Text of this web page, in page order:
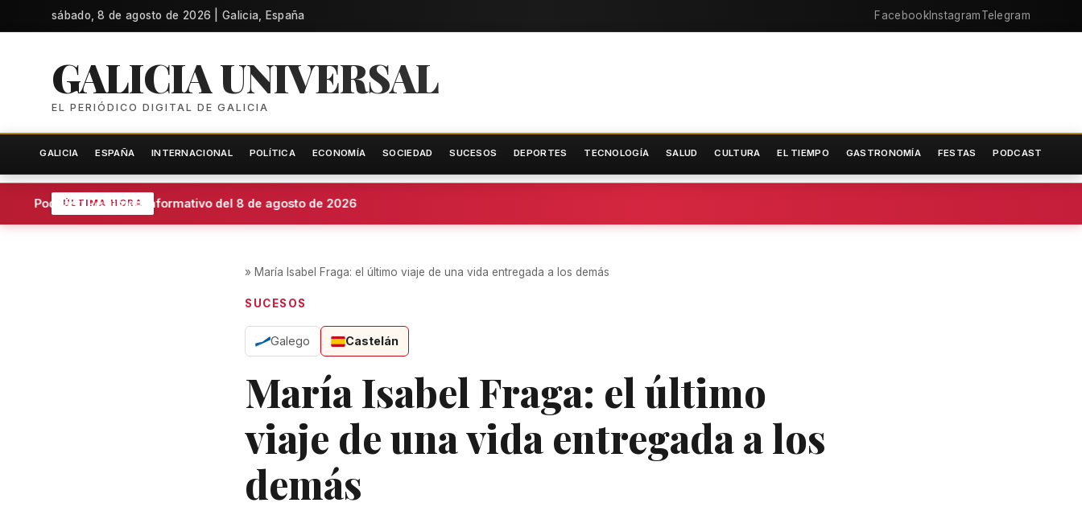
sábado, 8 de agosto de 2026 | Galicia, España FacebookInstagramTelegram
GALICIA UNIVERSAL
EL PERIÓDICO DIGITAL DE GALICIA
GALICIA ESPAÑA INTERNACIONAL POLÍTICA ECONOMÍA SOCIEDAD SUCESOS DEPORTES TECNOLOGÍA SALUD CULTURA EL TIEMPO GASTRONOMÍA FESTAS PODCAST
ÚLTIMA HORA
Podcast: Resumen informativo del 8 de agosto de 2026
» María Isabel Fraga: el último viaje de una vida entregada a los demás
SUCESOS
Galego Castelán
María Isabel Fraga: el último
viaje de una vida entregada a los
demás